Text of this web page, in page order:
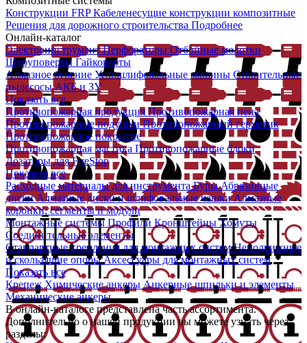
Конструкции FRPКабеленесущие конструкции композитные
Решения для дорожного строительства Подробнее
Онлайн-каталог
ЭлектроинструментПерфораторы Отбойные молотки
Шуруповерты Гайковерты
Алмазное бурение Углошлифовальные машины Строительные
пылесосыАКБ и ЗУ
Показать все
Противопожарная продукция Противопожарная пена
Противопожарные подушкиПротивопожарный герметик
Противопожарное покрытие
Противопожарная мастика Противопожарные блоки
Дозаторы для FireStop
Показать все
Расходные материалы для инструментаБурыАбразивные
дискиАлмазные диски и шлифовальные чашкиАлмазные
коронки, сегменты и модули
Монтажные системы Профили КронштейныХомуты
Соединительные элементы
Стандартные крепления для монтажных системНеподвижные
и скользящие опорыАксессуары для монтажных систем
Показать все
КрепежХимические анкеры Анкерные шпильки и элементы
Механические анкеры
В онлайн-каталоге представлена часть ассортимента.
Дополнительно о нашей продукции вы можете узнать через
разделы: